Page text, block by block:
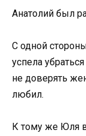
Анатолий был
С одной
успела
не доверять
любил.
К тому же Юля в